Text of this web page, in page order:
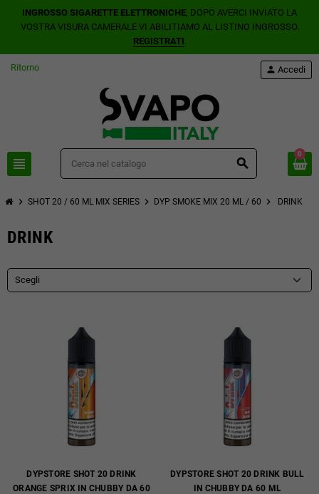
INGROSSO SIGARETTE ELETTRONICHE, DOPO AVERCI INVIATO LA
VOSTRA VISURA CAMERALE VI ABILITIAMO AL LISTINO INGROSSO.
REGISTRATI.
Ritorno
view_headline search
person Accedi
0
chevron_right SHOT 20 / 60 ML MIX SERIES chevron_right DYP SMOKE MIX 20 ML / 60 chevron_right DRINK
DRINK
Scegli
DYPSTORE SHOT 20 DRINK
ORANGE SPRIX IN CHUBBY DA 60
DYPSTORE SHOT 20 DRINK BULL
IN CHUBBY DA 60 ML